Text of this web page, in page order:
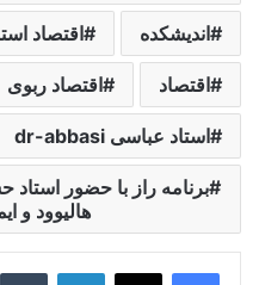
اندیشکده اقتصاد
اقتصاد اقتصاد ربوی
استاد عباسی dr-abbasi
برنامه راز با حضور
هالیوود و
لینکدین